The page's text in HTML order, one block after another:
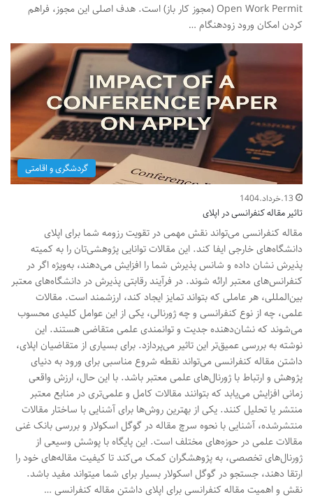
Open Work Permit (مجوز کار باز) است. هدف اصلی این مجوز، فراهم
کردن امکان ورود زودهنگام …
گردشگری و اقامتی
13.خرداد.1404
تاثیر مقاله کنفرانسی در اپلای
مقاله کنفرانسی می‌تواند نقش مهمی در تقویت رزومه شما برای اپلای
دانشگاه‌های خارجی ایفا کند. این مقالات توانایی پژوهشی‌تان را به کمیته
پذیرش نشان داده و شانس پذیرش شما را افزایش می‌دهند، به‌ویژه اگر در
کنفرانس‌های معتبر ارائه شوند. در فرآیند رقابتی پذیرش در دانشگاه‌های معتبر
بین‌المللی، هر عاملی که بتواند تمایز ایجاد کند، ارزشمند است. مقالات
علمی، چه از نوع کنفرانسی و چه ژورنالی، یکی از این عوامل کلیدی محسوب
می‌شوند که نشان‌دهنده جدیت و توانمندی علمی متقاضی هستند. این
نوشته به بررسی عمیق‌تر این تاثیر می‌پردازد. برای بسیاری از متقاضیان اپلای،
داشتن مقاله کنفرانسی می‌تواند نقطه شروع مناسبی برای ورود به دنیای
پژوهش و ارتباط با ژورنال‌های علمی معتبر باشد. با این حال، ارزش واقعی
زمانی افزایش می‌یابد که بتوانند مقالات کامل و علمی‌تری در منابع معتبر
منتشر یا تحلیل کنند. یکی از بهترین روش‌ها برای آشنایی با ساختار مقالات
منتشرشده، آشنایی با نحوه سرچ مقاله در گوگل اسکولار و بررسی بانک غنی
مقالات علمی در حوزه‌های مختلف است. این پایگاه با پوشش وسیعی از
ژورنال‌های تخصصی، به پژوهشگران کمک می‌کند تا کیفیت مقاله‌های خود را
ارتقا دهند، جستجو در گوگل اسکولار بسیار برای شما میتواند مفید باشد.
نقش و اهمیت مقاله کنفرانسی برای اپلای داشتن مقاله کنفرانسی …